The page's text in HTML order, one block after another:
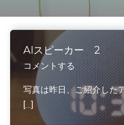
AIスピーカー 2
コメントする
写真は昨日、ご紹介した
[…]